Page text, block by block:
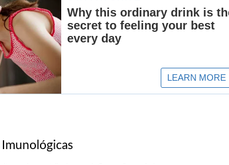
Imunológicas